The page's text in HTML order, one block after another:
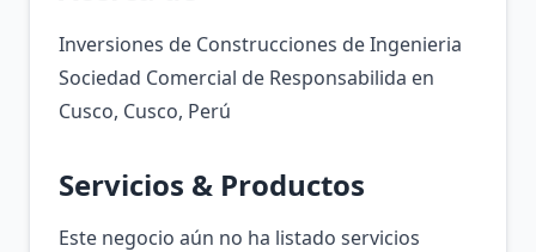
Inversiones de Construcciones de Ingenieria
Sociedad Comercial de Responsabilida en
Cusco, Cusco, Perú
Servicios & Productos
Este negocio aún no ha listado servicios